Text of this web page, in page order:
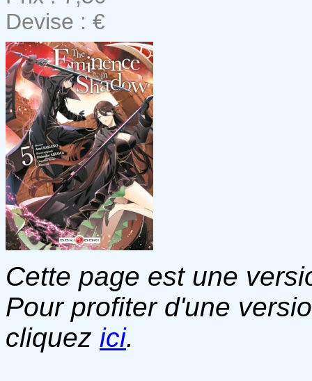
Devise : €
Cette page est une
Pour profiter d'une
cliquez ici.